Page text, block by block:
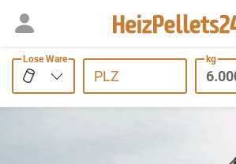
Lose Ware
PLZ
kg